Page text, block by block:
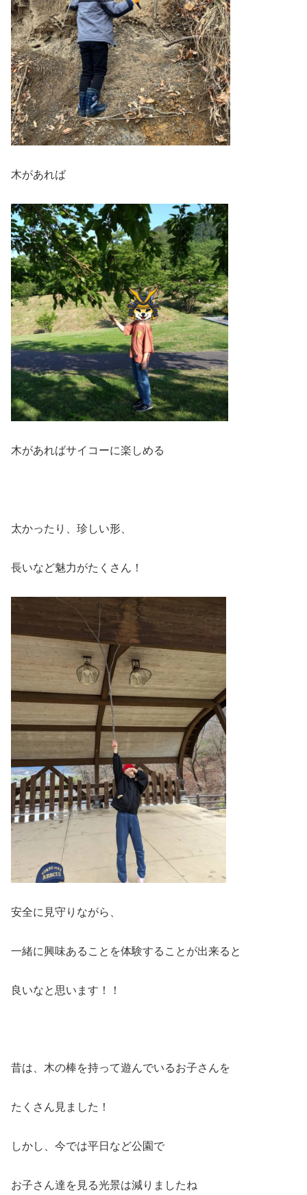
木があれば
木があればサイコーに楽しめる
太かったり、珍しい形、
長いなど魅力がたくさん！
安全に見守りながら、
一緒に興味あることを体験することが出来ると
良いなと思います！！
昔は、木の棒を持って遊んでいるお子さんを
たくさん見ました！
しかし、今では平日など公園で
お子さん達を見る光景は減りましたね